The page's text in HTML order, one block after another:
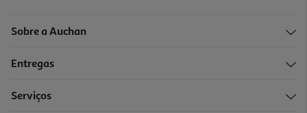
Sobre a Auchan
Entregas
Serviços